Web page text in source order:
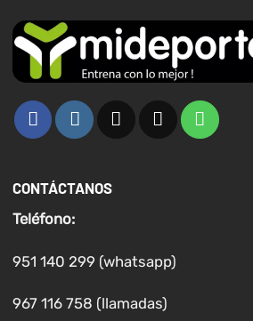
CONTÁCTANOS
Teléfono:
951 140 299 (whatsapp)
967 116 758 (llamadas)